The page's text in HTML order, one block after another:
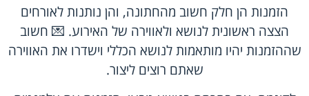
הזמנות הן חלק חשוב מהחתונה, והן נותנות לאורחים
הצצה ראשונית לנושא ולאווירה של האירוע. 💌 חשוב
שההזמנות יהיו מותאמות לנושא הכללי וישדרו את האווירה
שאתם רוצים ליצור.